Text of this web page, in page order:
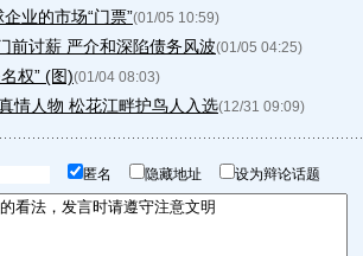
业的市场“门票”(01/05 10:59)
前讨薪 严介和深陷债务风波(01/05 04:25)
权” (图)(01/04 08:03)
情人物 松花江畔护鸟人入选(12/31 09:09)
匿名 隐藏地址 设为辩论话题